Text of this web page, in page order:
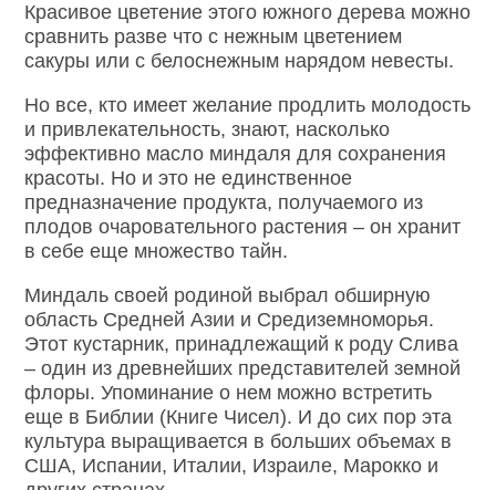
Красивое цветение этого южного дерева можно
сравнить разве что с нежным цветением
сакуры или с белоснежным нарядом невесты.
Но все, кто имеет желание продлить молодость
и привлекательность, знают, насколько
эффективно масло миндаля для сохранения
красоты. Но и это не единственное
предназначение продукта, получаемого из
плодов очаровательного растения – он хранит
в себе еще множество тайн.
Миндаль своей родиной выбрал обширную
область Средней Азии и Средиземноморья.
Этот кустарник, принадлежащий к роду Слива
– один из древнейших представителей земной
флоры. Упоминание о нем можно встретить
еще в Библии (Книге Чисел). И до сих пор эта
культура выращивается в больших объемах в
США, Испании, Италии, Израиле, Марокко и